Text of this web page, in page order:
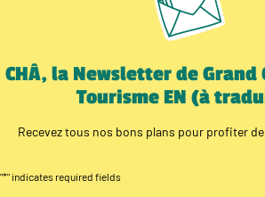
CHÂ, la Newsletter de Grand
Tourisme EN (à
Recevez tous nos bons plans pour profiter
"*" indicates required fields